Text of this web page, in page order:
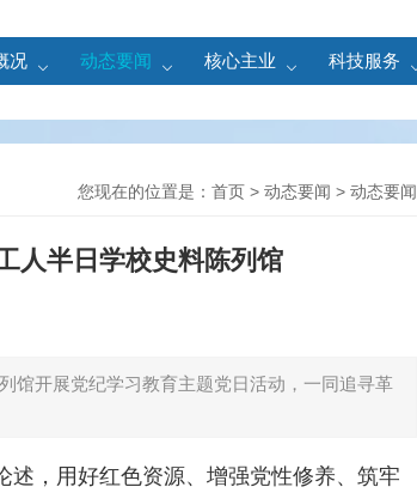
况 动态要闻 核心主业 科技服务
您现在的位置是： 首页 > 动态要闻 > 动态要闻
人半日学校史料陈列馆
馆开展党纪学习教育主题党日活动，一同追寻革
，用好红色资源、增强党性修养、筑牢